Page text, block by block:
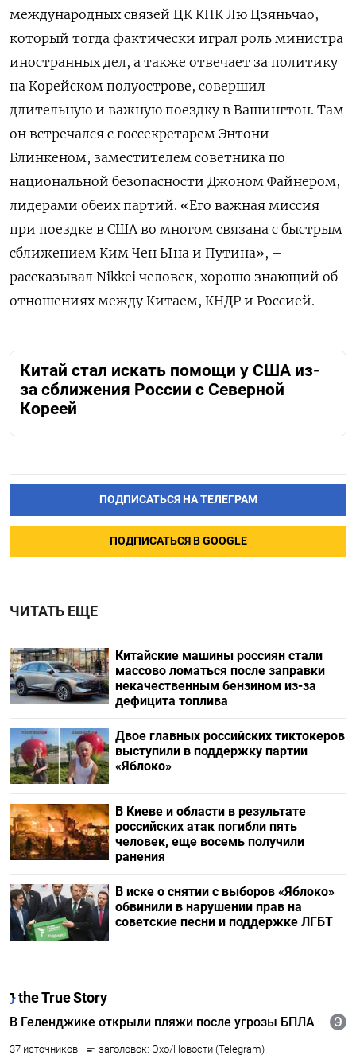
международных связей ЦК КПК Лю Цзяньчао,
который тогда фактически играл роль министра
иностранных дел, а также отвечает за политику
на Корейском полуострове, совершил
длительную и важную поездку в Вашингтон. Там
он встречался с госсекретарем Энтони
Блинкеном, заместителем советника по
национальной безопасности Джоном Файнером,
лидерами обеих партий. «Его важная миссия
при поездке в США во многом связана с быстрым
сближением Ким Чен Ына и Путина», –
рассказывал Nikkei человек, хорошо знающий об
отношениях между Китаем, КНДР и Россией.
Китай стал искать помощи у США из-
за сближения России с Северной
Кореей
ПОДПИСАТЬСЯ НА ТЕЛЕГРАМ
ПОДПИСАТЬСЯ В GOOGLE
ЧИТАТЬ ЕЩЕ
Китайские машины россиян стали
массово ломаться после заправки
некачественным бензином из-за
дефицита топлива
Двое главных российских тиктокеров
выступили в поддержку партии
«Яблоко»
В Киеве и области в результате
российских атак погибли пять
человек, еще восемь получили
ранения
В иске о снятии с выборов «Яблоко»
обвинили в нарушении прав на
советские песни и поддержке ЛГБТ